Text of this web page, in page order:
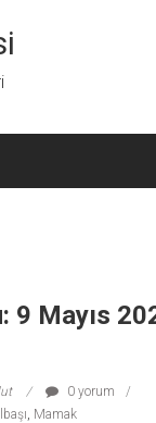
9 Mayıs
0 yorum
, Mamak